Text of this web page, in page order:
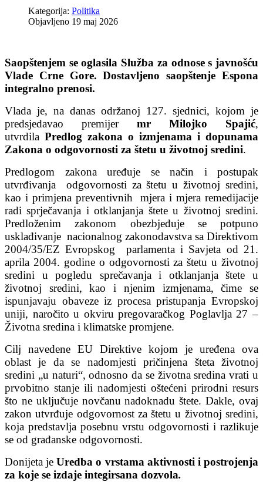
Kategorija: Politika
Objavljeno 19 maj 2026
Saopštenjem se oglasila Služba za odnose s javnošću
Vlade Crne Gore. Dostavljeno saopštenje Espona
integralno prenosi.
Vlada je, na danas održanoj 127. sjednici, kojom je
predsjedavao premijer mr Milojko Spajić,
utvrdila Predlog zakona o izmjenama i dopunama
Zakona o odgovornosti za štetu u životnoj sredini.
Predlogom zakona uređuje se način i postupak
utvrđivanja odgovornosti za štetu u životnoj sredini,
kao i primjena preventivnih mjera i mjera remedijacije
radi sprječavanja i otklanjanja štete u životnoj sredini.
Predloženim zakonom obezbjeđuje se potpuno
usklađivanje nacionalnog zakonodavstva sa Direktivom
2004/35/EZ Evropskog parlamenta i Savjeta od 21.
aprila 2004. godine o odgovornosti za štetu u životnoj
sredini u pogledu sprečavanja i otklanjanja štete u
životnoj sredini, kao i njenim izmjenama, čime se
ispunjavaju obaveze iz procesa pristupanja Evropskoj
uniji, naročito u okviru pregovaračkog Poglavlja 27 –
Životna sredina i klimatske promjene.
Cilj navedene EU Direktive kojom je uređena ova
oblast je da se nadomjesti pričinjena šteta životnoj
sredini „u naturi“, odnosno da se životna sredina vrati u
prvobitno stanje ili nadomjesti oštećeni prirodni resurs
što ne uključuje novčanu nadoknadu štete. Dakle, ovaj
zakon utvrđuje odgovornost za štetu u životnoj sredini,
koja predstavlja posebnu vrstu odgovornosti i razlikuje
se od građanske odgovornosti.
Donijeta je Uredba o vrstama aktivnosti i postrojenja
za koje se izdaje integirsana dozvola.